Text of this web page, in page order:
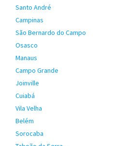
Santo André
Campinas
São Bernardo do Campo
Osasco
Manaus
Campo Grande
Joinville
Cuiabá
Vila Velha
Belém
Sorocaba